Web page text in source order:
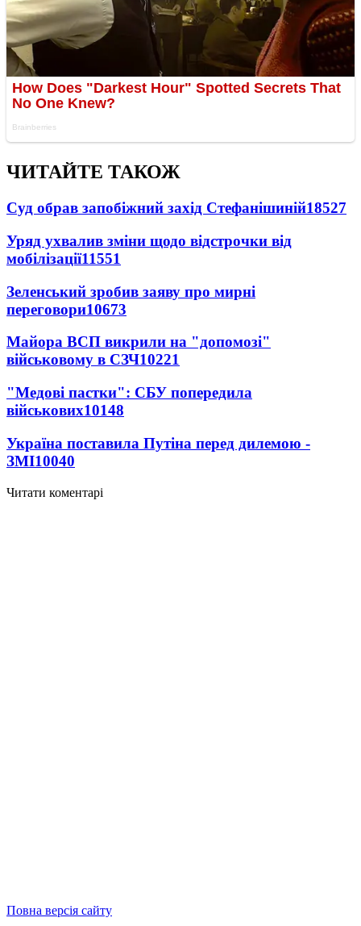
ЧИТАЙТЕ ТАКОЖ
Суд обрав запобіжний захід Стефанішиній18527
Уряд ухвалив зміни щодо відстрочки від
мобілізації11551
Зеленський зробив заяву про мирні
переговори10673
Майора ВСП викрили на "допомозі"
військовому в СЗЧ10221
"Медові пастки": СБУ попередила
військових10148
Україна поставила Путіна перед дилемою -
ЗМІ10040
Читати коментарі
Повна версія сайту